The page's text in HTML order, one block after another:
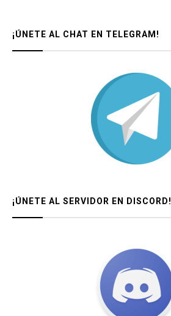
¡ÚNETE AL CHAT EN TELEGRAM!
¡ÚNETE AL SERVIDOR EN DISCORD!